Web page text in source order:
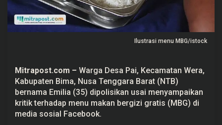
r
g
B
B
i
p
o
i
Ilustrasi menu MBG/istock
Mitrapost.com – Warga Desa Pai, Kecamatan Wera,
Kabupaten Bima, Nusa Tenggara Barat (NTB)
bernama Emilia (35) dipolisikan usai menyampaikan
kritik terhadap menu makan bergizi gratis (MBG) di
media sosial Facebook.